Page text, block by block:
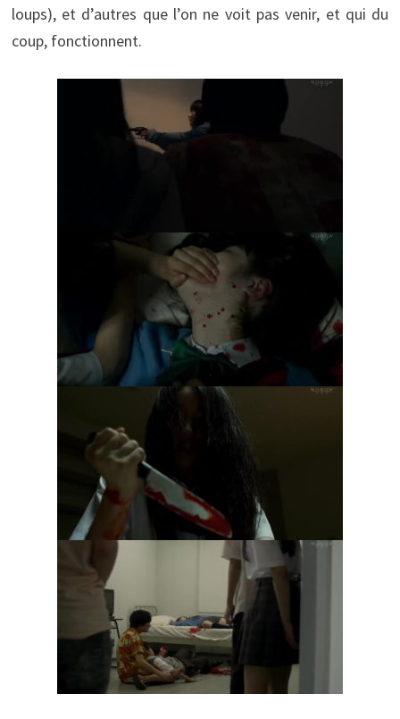
loups), et d’autres que l’on ne voit pas venir, et qui du
coup, fonctionnent.